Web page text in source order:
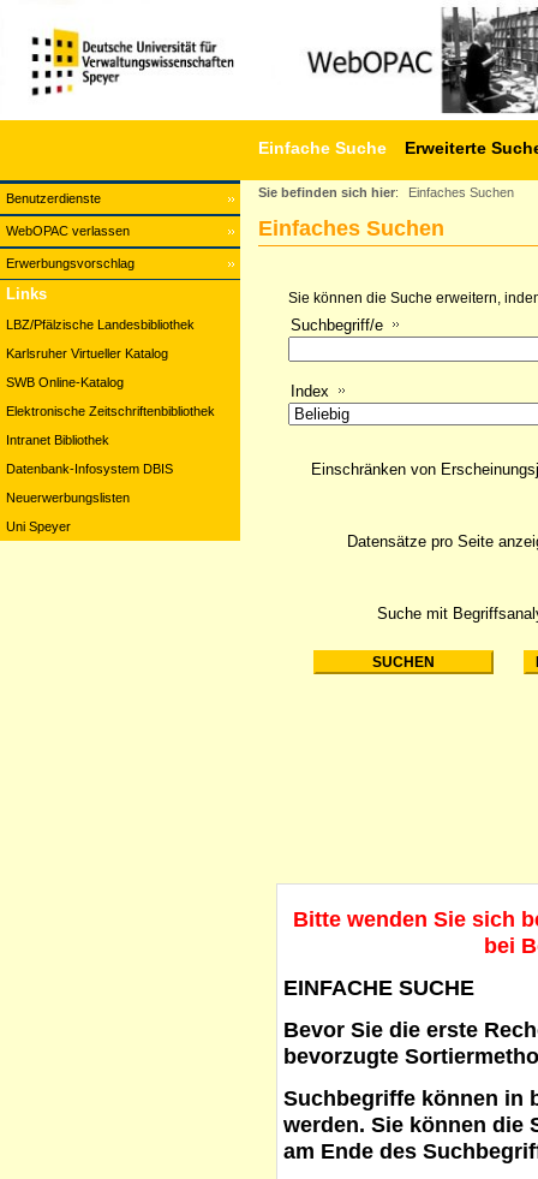
Benutzerdienste
WebOPAC verlassen
Erwerbungsvorschlag
Einfache Suche Erweiterte
Links
LBZ/Pfälzische Landesbibliothek
Karlsruher Virtueller Katalog
SWB Online-Katalog
Elektronische Zeitschriftenbibliothek
Intranet Bibliothek
Datenbank-Infosystem DBIS
Neuerwerbungslisten
Uni Speyer
Sie befinden sich hier: Einfaches Suchen
Einfaches Suchen
Sie können die Suche erweitern,
Suchbegriff/e
Index
Suche mit
Einschränken von
Datensätze pro Seite
Bitte wenden Sie sich
bei
EINFACHE SUCHE
Bevor Sie die erste
bevorzugte
Suchbegriffe können in
werden. Sie können die
am Ende des